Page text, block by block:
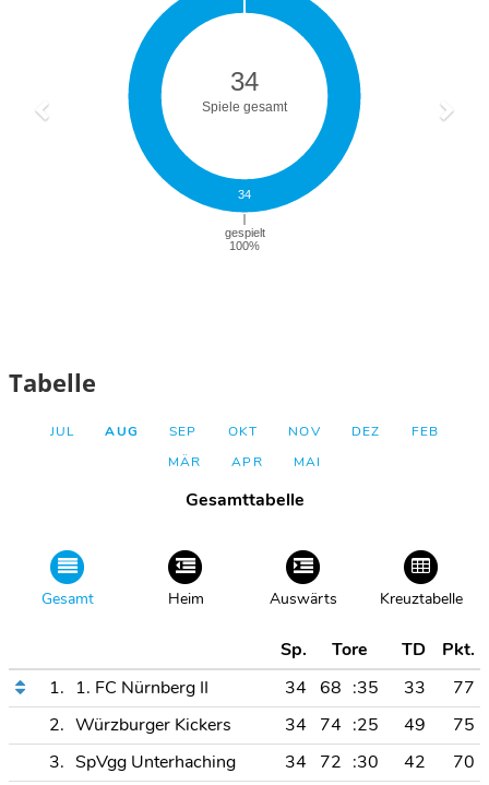
Tabelle
JUL AUG SEP OKT NOV DEZ
FEB
MÄR
APR MAI
Gesamttabelle
Gesamt Heim Auswärts Kreuztabelle
Sp. Tore TD
Pkt.
1. 1. FC Nürnberg II 34 68 :35 33
77
2. Würzburger Kickers 34 74 :25 49
75
3. SpVgg Unterhaching 34 72 :30 42
70